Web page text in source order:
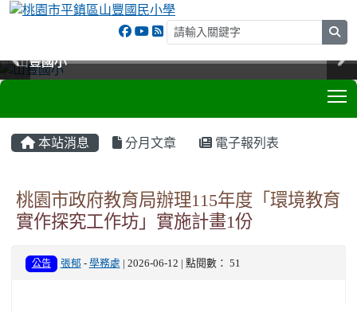
山豐國小
山豐國小
山豐國小
山豐國小
本站消息 分月文章 電子報列表
桃園市政府教育局​​​​​​​辦理115年度「環境教育
實作探究工作坊」實施計畫1份
公告 張郁 - 學務處 | 2026-06-12 | 點閱數： 51